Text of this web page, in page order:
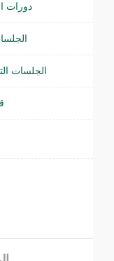
دورات
الجلسات